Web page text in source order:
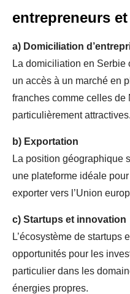
entrepreneurs
a) Domiciliation
La domiciliation en Serbie
un accès à un marché en
franches comme celles
particulièrement attractives.
b) Exportation
La position géographique
une plateforme idéale
exporter vers l’Union
c) Startups et innovation
L’écosystème de startups
opportunités pour les
particulier dans les
énergies propres.